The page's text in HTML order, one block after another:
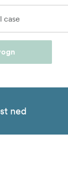
ned